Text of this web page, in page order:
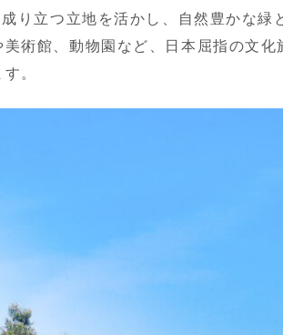
り立つ立地を活かし、自然豊かな緑
術館、動物園など、日本屈指の文
。